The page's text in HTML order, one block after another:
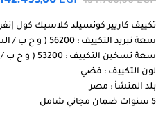
تكييف كاريير كونسيلد كلاسيك كول إنفرتر 7.5 حصان بارد
سعة تبريد التكييف : 56200 ( و ح ب / الساعة )
سعة تسخين التكييف : 53200 ( و ح ب / الساعة )
لون التكييف : فضي
بلد المنشأ : مصر
5 سنوات ضمان مجاني شامل